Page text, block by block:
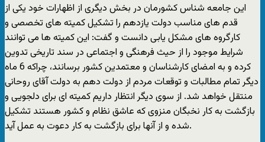
این جامعه شناس کشورمان در بخش دیگری از اظهارات خود یکی از
قدم های مناسب دولت یازدهم را تشکیل کمیته های تخصصی و
کارگروه های مشکل یابی دانست و گفت: این کمیته ها می توانند
شرایط موجود را از حیث فرهنگی و اجتماعی در سند تاریخی تدوین
کرده و به امضای کارشناسان و معتمدین کشور برسانند، چراکه 6 ماه
دیگر تمام مطالبات و توقعات مردم از دولت دهم به دولت آقای روحانی
منتقل خواهد شد. از سوی دیگر انتظار داریم کمیته ای برای دلجویی و
بازگشت به کار نخبگان منزوی که عاشق نظام و کشور هستند تشکیل
شده و از آنها برای بازگشت به کار دعوت به عمل آید.